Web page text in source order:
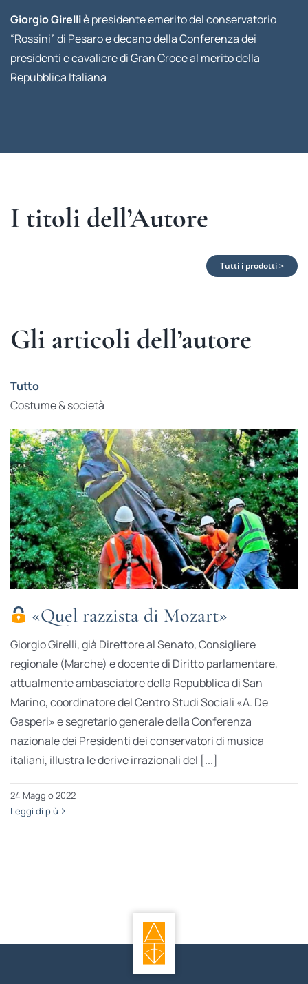
Giorgio Girelliè presidente emerito del conservatorio
“Rossini” di Pesaro e decano della Conferenza dei
presidenti e cavaliere di Gran Croce al merito della
Repubblica Italiana
I titoli dell’Autore
Tutti i prodotti >
Gli articoli dell’autore
Tutto
Costume & società
«Quel razzista di Mozart»
Giorgio Girelli, già Direttore al Senato, Consigliere
regionale (Marche) e docente di Diritto parlamentare,
attualmente ambasciatore della Repubblica di San
Marino, coordinatore del Centro Studi Sociali «A. De
Gasperi» e segretario generale della Conferenza
nazionale dei Presidenti dei conservatori di musica
italiani, illustra le derive irrazionali del [...]
24 Maggio 2022
Leggi di più